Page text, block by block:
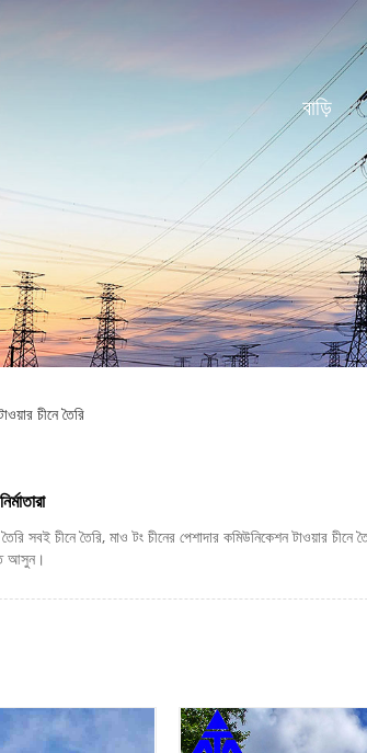
বাড়ি
চীনে তৈরি
সবই চীনে তৈরি, মাও টং চীনের পেশাদার কমিউনিকেশন টাওয়ার
আসুন।